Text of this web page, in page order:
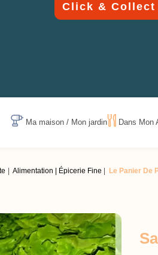
Click & Collect
Ma maison / Mon jardin Dans Mon
Alimentation | Épicerie Fine Le Panier De